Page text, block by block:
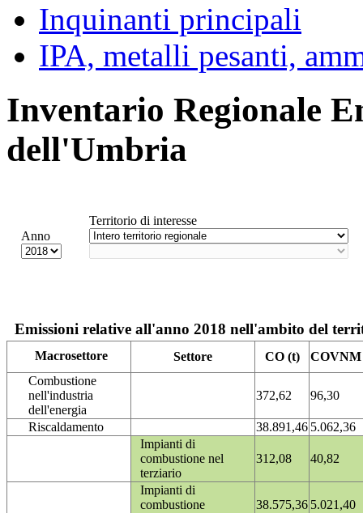
Inquinanti principali
IPA, metalli pesanti,
Inventario Regionale
dell'Umbria
Anno
Territorio di interesse
Emissioni relative all'anno 2018 nell'ambito del
Macrosettore Settore CO (t)
COVNM
Combustione
nell'industria
dell'energia
372,62 96,30
Riscaldamento 38.891,46 5.062,36
Impianti di
combustione nel
terziario
312,08 40,82
Impianti di
combustione
38.575,36 5.021,40